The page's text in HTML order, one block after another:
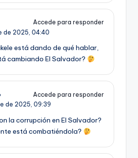
Accede para responder
de 2025, 04:40
está dando de qué hablar,
cambiando El Salvador?
Accede para responder
de 2025, 09:39
la corrupción en El Salvador?
está combatiéndola?